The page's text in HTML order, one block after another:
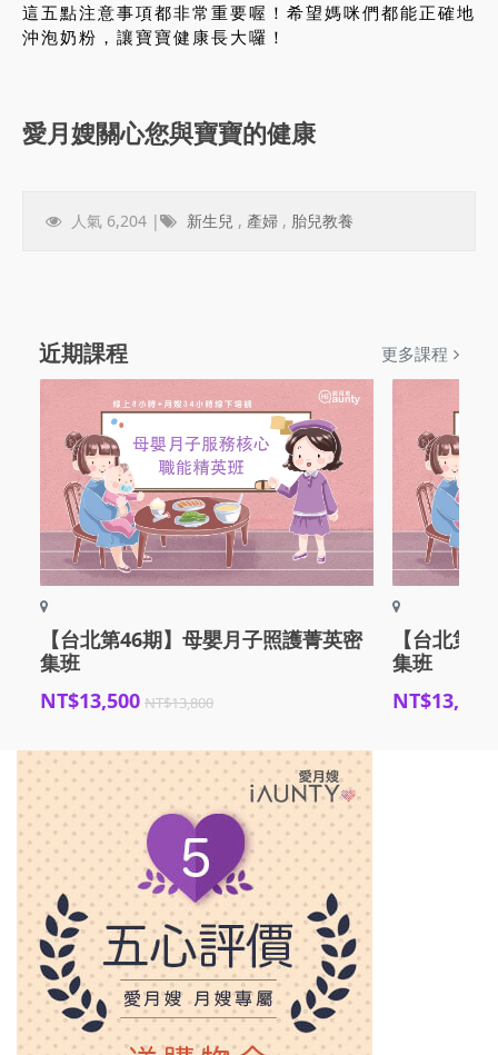
這五點注意事項都非常重要喔！希望媽咪們都能正確地
沖泡奶粉，讓寶寶健康長大囉！
愛月嫂關心您與寶寶的健康
人氣 6,204 | 新生兒 , 產婦 , 胎兒教養
近期課程 更多課程
【台北第46期】母嬰月子照護菁英密
集班
NT$13,500 NT$13,800
【台北第
集班
NT$13,500